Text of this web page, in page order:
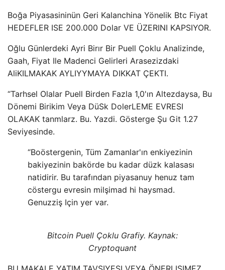
Boğa Piyasasininün Geri Kalanchina Yönelik Btc Fiyat
HEDEFLER ISE 200.000 Dolar VE ÜZERINI KAPSIYOR.
Oğlu Günlerdeki Ayri Birır Bir Puell Çoklu Analizinde,
Gaah, Fiyat Ile Madenci Gelirleri Arasezizdaki
AliKILMAKAK AYLIYYMAYA DIKKAT ÇEKTI.
“Tarhsel Olalar Puell Birden Fazla 1,0'ın Altezdaysa, Bu
Dönemi Birikim Veya DüSk DolerLEME EVRESI
OLAKAK tanmlarz. Bu. Yazdi. Gösterge Şu Git 1.27
Seviyesinde.
“Boöstergenin, Tüm Zamanlar'ın enkiyezinin
bakiyezinin bakörde bu kadar düzk kalasası
natidirir. Bu tarafından piyasanuy henuz tam
cöstergu evresin milşimad hi haysmad.
Genuzziş Için yer var.
Bitcoin Puell Çoklu Grafiy. Kaynak:
Cryptoquant